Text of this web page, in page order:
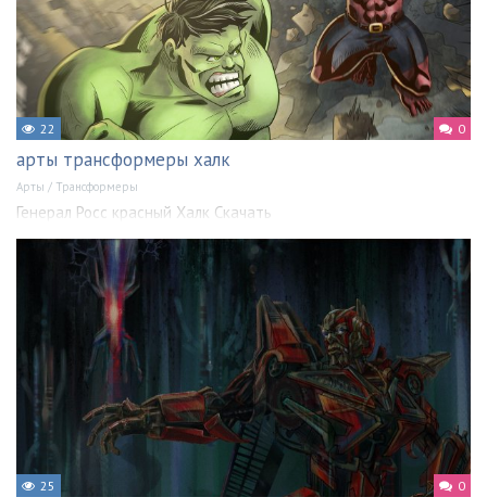
22 0
арты трансформеры халк
Арты / Трансформеры
Генерал Росс красный Халк Скачать
25 0